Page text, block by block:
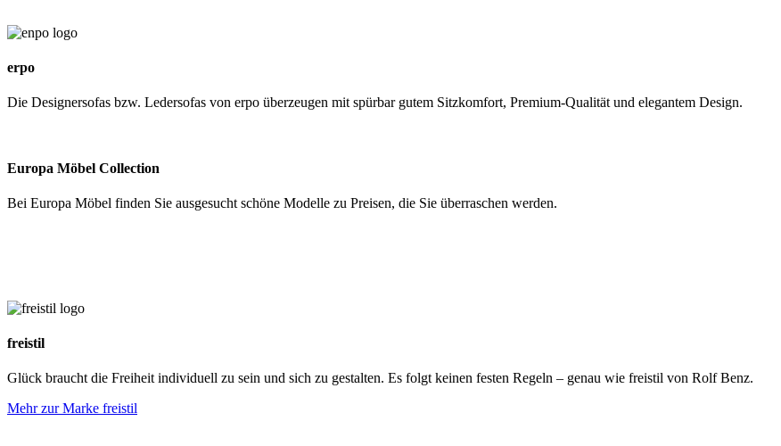
erpo
Die Designersofas bzw. Ledersofas von erpo überzeugen mit spürbar gutem Sitzkomfort, Premium-Qualität und elegantem Design.
Europa Möbel Collection
Bei Europa Möbel finden Sie ausgesucht schöne Modelle zu Preisen, die Sie überraschen werden.
freistil
Glück braucht die Freiheit individuell zu sein und sich zu gestalten. Es folgt keinen festen Regeln – genau wie freistil von Rolf Benz.
Mehr zur Marke freistil